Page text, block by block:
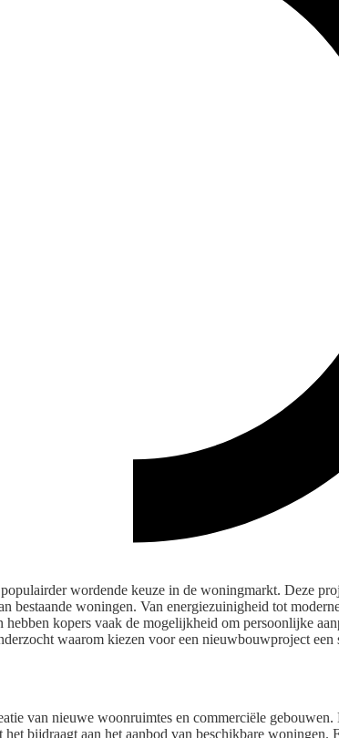
wordende keuze in de woningmarkt. Deze
bestaande woningen. Van energiezuinigheid tot
kopers vaak de mogelijkheid om persoonlijke
waarom kiezen voor een nieuwbouwproject een
van nieuwe woonruimtes en commerciële
bijdraagt aan het aanbod van beschikbare woningen.